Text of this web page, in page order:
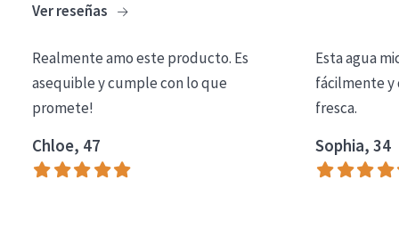
Limpieza
COLECCIÓN
Essentials
Lift+
Ver reseñas
Realmente amo este producto. Es
asequible y cumple con lo que
promete!
Chloe, 47
Esta agua
fácilmente y
fresca.
Sophia, 34